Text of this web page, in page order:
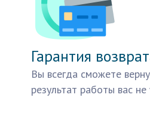
Гарантия
Вы всегда сможете
результат работы вас не